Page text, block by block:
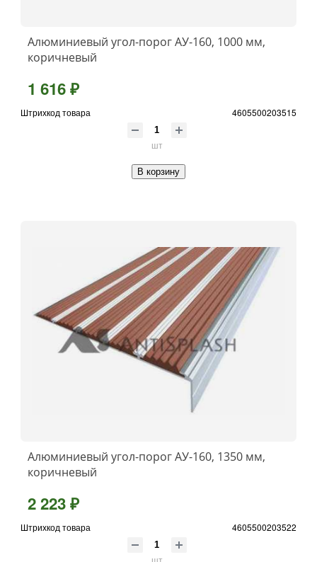
Алюминиевый угол-порог АУ-160, 1000 мм,
коричневый
1 616 ₽
Штрихкод товара 4605500203515
шт
В корзину
Алюминиевый угол-порог АУ-160, 1350 мм,
коричневый
2 223 ₽
Штрихкод товара 4605500203522
шт